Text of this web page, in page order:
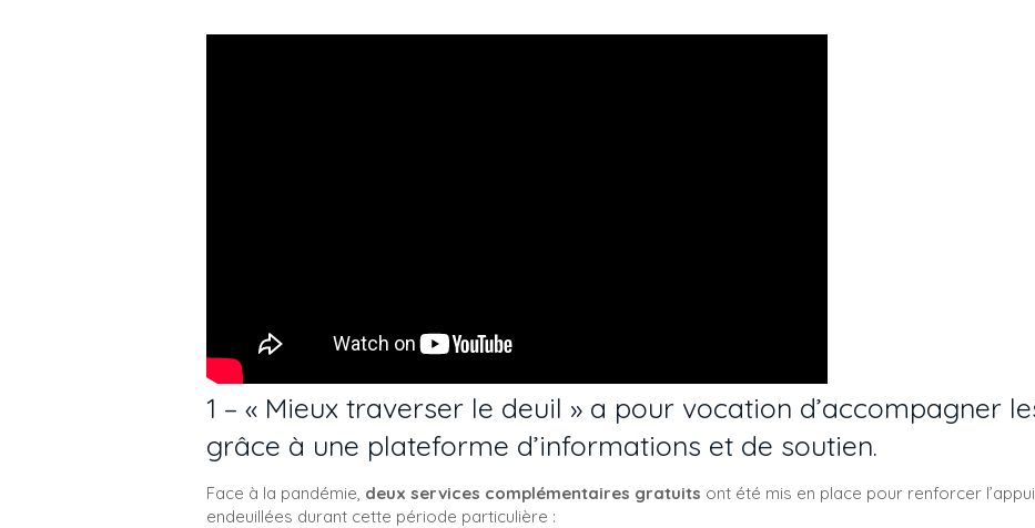
1 – « Mieux traverser le deuil » a pour vocation d’accompagner
grâce à une plateforme d’informations et de soutien.
Face à la pandémie, deux services complémentaires gratuits ont été mis en place pour renforcer
endeuillées durant cette période particulière :